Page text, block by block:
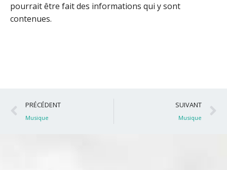
pourrait être fait des informations qui y sont
contenues.
Précédent
PRÉCÉDENT
Musique
SUIVANT
Musique